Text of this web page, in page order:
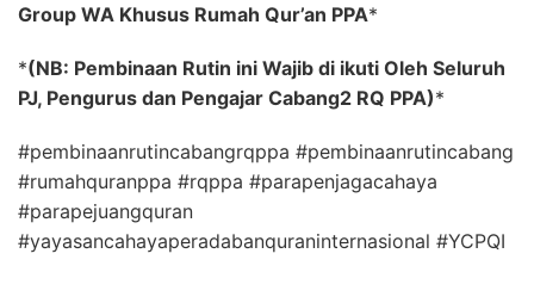
Group WA Khusus Rumah Qur’an PPA*
*(NB: Pembinaan Rutin ini Wajib di ikuti Oleh Seluruh
PJ, Pengurus dan Pengajar Cabang2 RQ PPA)*
#pembinaanrutincabangrqppa #pembinaanrutincabang
#rumahquranppa #rqppa #parapenjagacahaya
#parapejuangquran
#yayasancahayaperadabanquraninternasional #YCPQI